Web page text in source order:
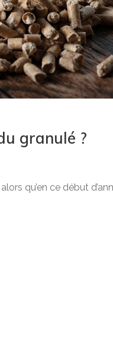
granulé ?
qu’en ce début